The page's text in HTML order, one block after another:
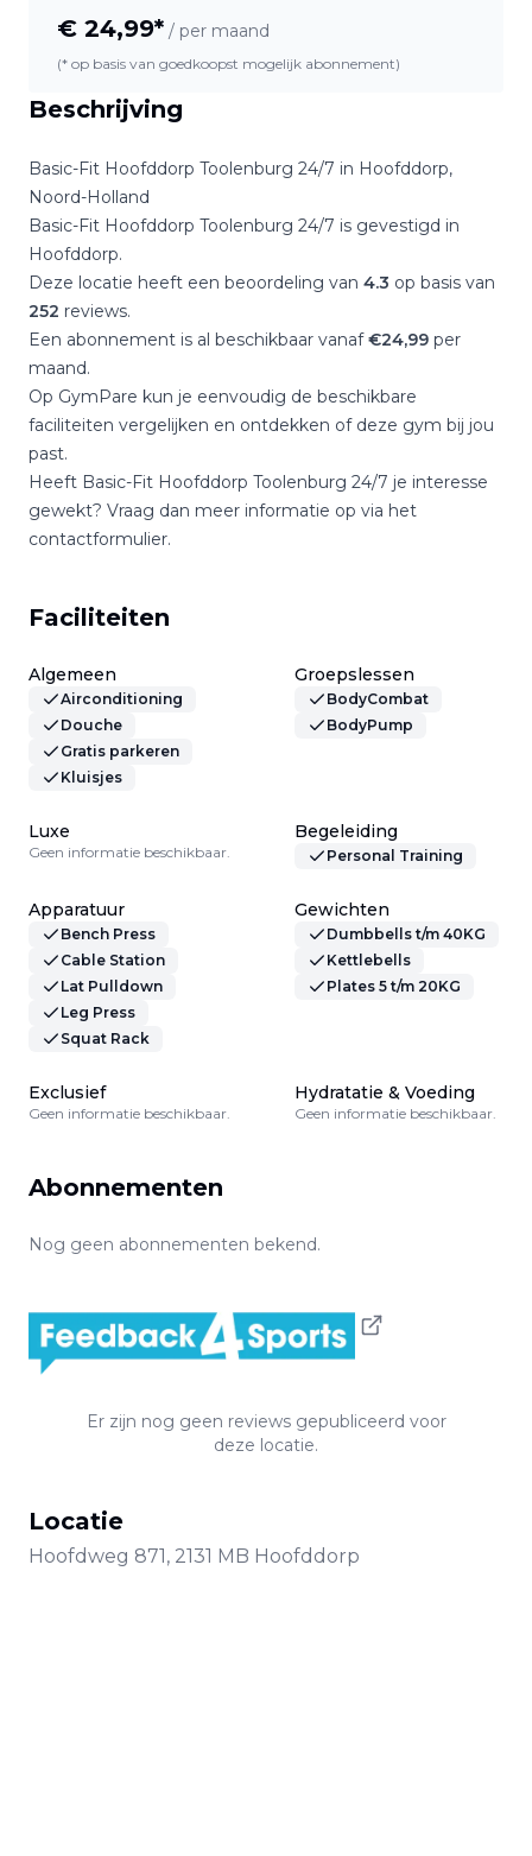
Beschrijving
Basic-Fit Hoofddorp Toolenburg 24/7 in Hoofddorp,
Noord-Holland
Basic-Fit Hoofddorp Toolenburg 24/7 is gevestigd in
Hoofddorp.
Deze locatie heeft een beoordeling van 4.3 op basis van
252 reviews.
Een abonnement is al beschikbaar vanaf€24,99 per
maand.
Op GymPare kun je eenvoudig de beschikbare
faciliteiten vergelijken en ontdekken of deze gym bij jou
past.
Heeft Basic-Fit Hoofddorp Toolenburg 24/7 je interesse
gewekt? Vraag dan meer informatie op via het
contactformulier.
Faciliteiten
Algemeen
Airconditioning
Douche
Gratis parkeren
Kluisjes
Groepslessen
BodyCombat
BodyPump
Luxe
Geen informatie beschikbaar.
Begeleiding
Personal Training
Apparatuur
Bench Press
Cable Station
Lat Pulldown
Leg Press
Squat Rack
Gewichten
Dumbbells t/m 40KG
Kettlebells
Plates 5 t/m 20KG
Exclusief
Geen informatie beschikbaar.
Hydratatie & Voeding
Geen informatie beschikbaar.
Abonnementen
Nog geen abonnementen bekend.
€ 24,99* / per maand
(* op basis van goedkoopst mogelijk abonnement)
Er zijn nog geen reviews gepubliceerd voor
deze locatie.
Locatie
Hoofdweg 871, 2131 MB Hoofddorp